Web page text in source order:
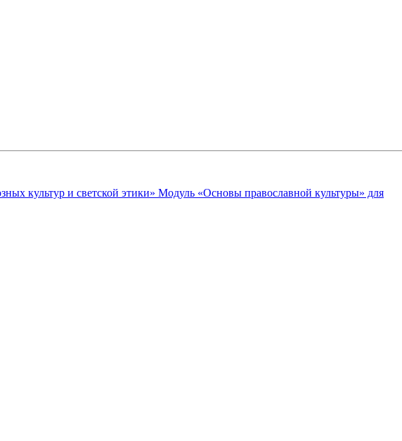
культур и светской этики» Модуль «Основы православной культуры» для